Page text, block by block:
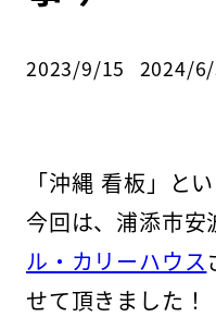
投稿日
2023/9/15
更新日
2024/
「沖縄 看板」と
今回は、浦添市安
ル・カリーハウス
せて頂きました！